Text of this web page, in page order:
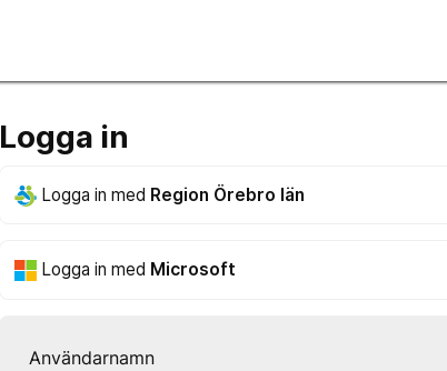
Logga in
Logga in med Region Örebro län
Logga in med Microsoft
Användarnamn